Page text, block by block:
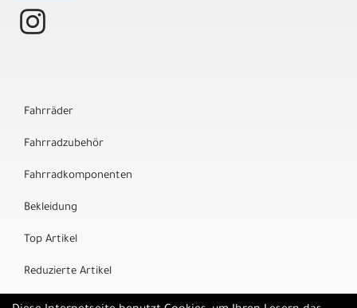
Fahrräder
Fahrradzubehör
Fahrradkomponenten
Bekleidung
Top Artikel
Reduzierte Artikel
Marken